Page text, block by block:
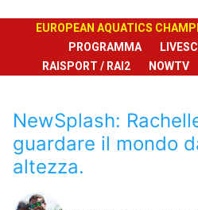
EUROPEAN AQUATICS
PROGRAMMA
RAISPORT / RAI2
NOWTV
NewSplash:
guardare il mondo
altezza.